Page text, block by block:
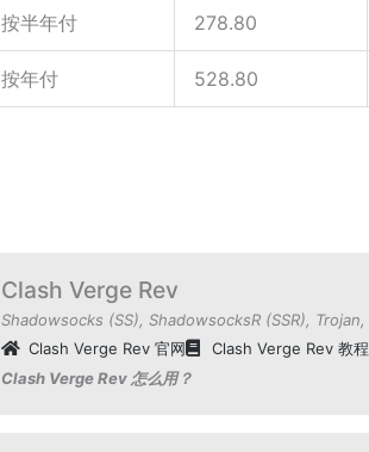
按半年付 278.80
按年付 528.80
Clash Verge Rev
Shadowsocks (SS), ShadowsocksR (SSR), Trojan,
Clash Verge Rev 官网
Clash Verge Rev 教程
Clash Verge Rev 怎么用？